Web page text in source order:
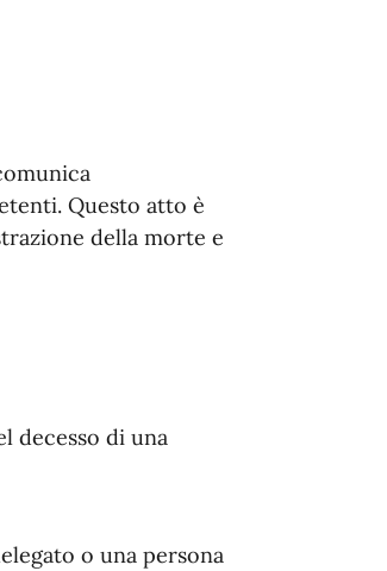
Questo atto è
della morte e
decesso di una
o una persona